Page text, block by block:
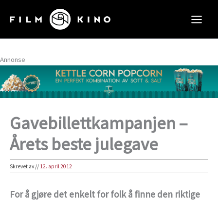
rett
innholdet
Annonse
Gavebillettkampanjen –
Årets beste julegave
Skrevet av// 12. april 2012
For å gjøre det enkelt for folk å finne den riktige